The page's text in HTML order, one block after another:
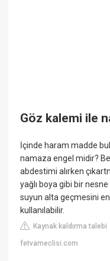
Göz kalemi ile
İçinde haram madde
namaza engel midir?
abdestimi alırken
yağlı boya gibi bir
suyun alta geçmesini
kullanılabilir.
Kaynak kaldırma talebi
fetvameclisi.com